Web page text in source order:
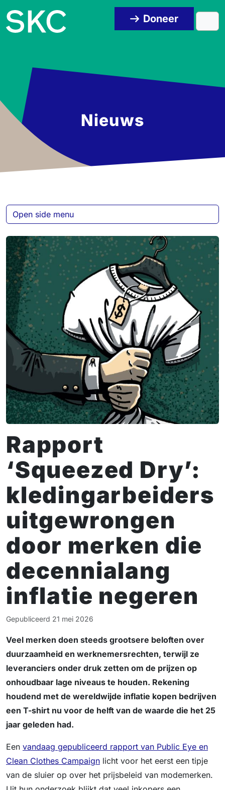
Doneer
Nieuws
Rapport
‘Squeezed Dry’:
kledingarbeiders
uitgewrongen
door merken die
decennialang
inflatie negeren
Gepubliceerd 21 mei 2026
Veel merken doen steeds grootsere beloften over
duurzaamheid en werknemersrechten, terwijl ze
leveranciers onder druk zetten om de prijzen op
onhoudbaar lage niveaus te houden. Rekening
houdend met de wereldwijde inflatie kopen bedrijven
een T-shirt nu voor de helft van de waarde die het 25
jaar geleden had.
Een vandaag gepubliceerd rapport van Public Eye en
Clean Clothes Campaign licht voor het eerst een tipje
van de sluier op over het prijsbeleid van modemerken.
Open side menu